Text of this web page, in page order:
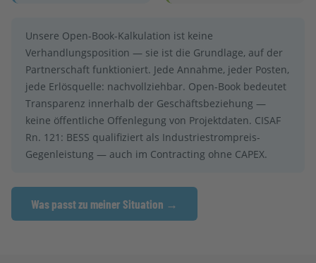
Unsere Open-Book-Kalkulation ist keine
Verhandlungsposition — sie ist die Grundlage, auf der
Partnerschaft funktioniert. Jede Annahme, jeder Posten,
jede Erlösquelle: nachvollziehbar. Open-Book bedeutet
Transparenz innerhalb der Geschäftsbeziehung —
keine öffentliche Offenlegung von Projektdaten. CISAF
Rn. 121: BESS qualifiziert als Industriestrompreis-
Gegenleistung — auch im Contracting ohne CAPEX.
Was passt zu meiner Situation →